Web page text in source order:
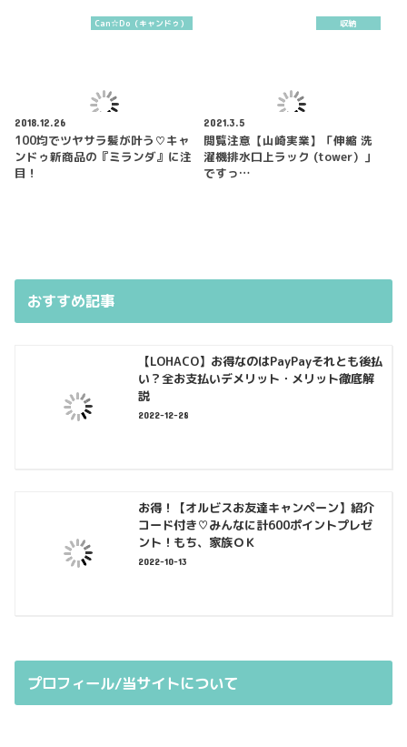
Can☆Do（キャンドゥ）
2018.12.26
100均でツヤサラ髪が叶う♡キャ
ンドゥ新商品の『ミランダ』に注
目！
収納
2021.3.5
閲覧注意【山崎実業】「伸縮 洗
濯機排水口上ラック (tower）」
ですっ…
おすすめ記事
【LOHACO】お得なのはPayPayそれとも後払
い？全お支払いデメリット・メリット徹底解
説
2022-12-28
お得！【オルビスお友達キャンペーン】紹介
コード付き♡みんなに計600ポイントプレゼ
ント！もち、家族ＯＫ
2022-10-13
プロフィール/当サイトについて